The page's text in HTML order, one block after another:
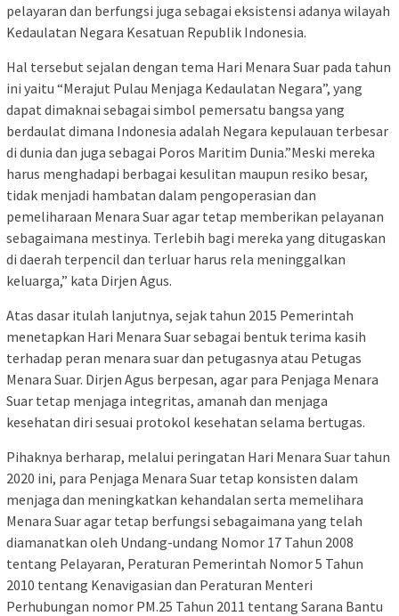
pelayaran dan berfungsi juga sebagai eksistensi adanya wilayah
Kedaulatan Negara Kesatuan Republik Indonesia.
Hal tersebut sejalan dengan tema Hari Menara Suar pada tahun
ini yaitu “Merajut Pulau Menjaga Kedaulatan Negara”, yang
dapat dimaknai sebagai simbol pemersatu bangsa yang
berdaulat dimana Indonesia adalah Negara kepulauan terbesar
di dunia dan juga sebagai Poros Maritim Dunia.”Meski mereka
harus menghadapi berbagai kesulitan maupun resiko besar,
tidak menjadi hambatan dalam pengoperasian dan
pemeliharaan Menara Suar agar tetap memberikan pelayanan
sebagaimana mestinya. Terlebih bagi mereka yang ditugaskan
di daerah terpencil dan terluar harus rela meninggalkan
keluarga,” kata Dirjen Agus.
Atas dasar itulah lanjutnya, sejak tahun 2015 Pemerintah
menetapkan Hari Menara Suar sebagai bentuk terima kasih
terhadap peran menara suar dan petugasnya atau Petugas
Menara Suar. Dirjen Agus berpesan, agar para Penjaga Menara
Suar tetap menjaga integritas, amanah dan menjaga
kesehatan diri sesuai protokol kesehatan selama bertugas.
Pihaknya berharap, melalui peringatan Hari Menara Suar tahun
2020 ini, para Penjaga Menara Suar tetap konsisten dalam
menjaga dan meningkatkan kehandalan serta memelihara
Menara Suar agar tetap berfungsi sebagaimana yang telah
diamanatkan oleh Undang-undang Nomor 17 Tahun 2008
tentang Pelayaran, Peraturan Pemerintah Nomor 5 Tahun
2010 tentang Kenavigasian dan Peraturan Menteri
Perhubungan nomor PM.25 Tahun 2011 tentang Sarana Bantu